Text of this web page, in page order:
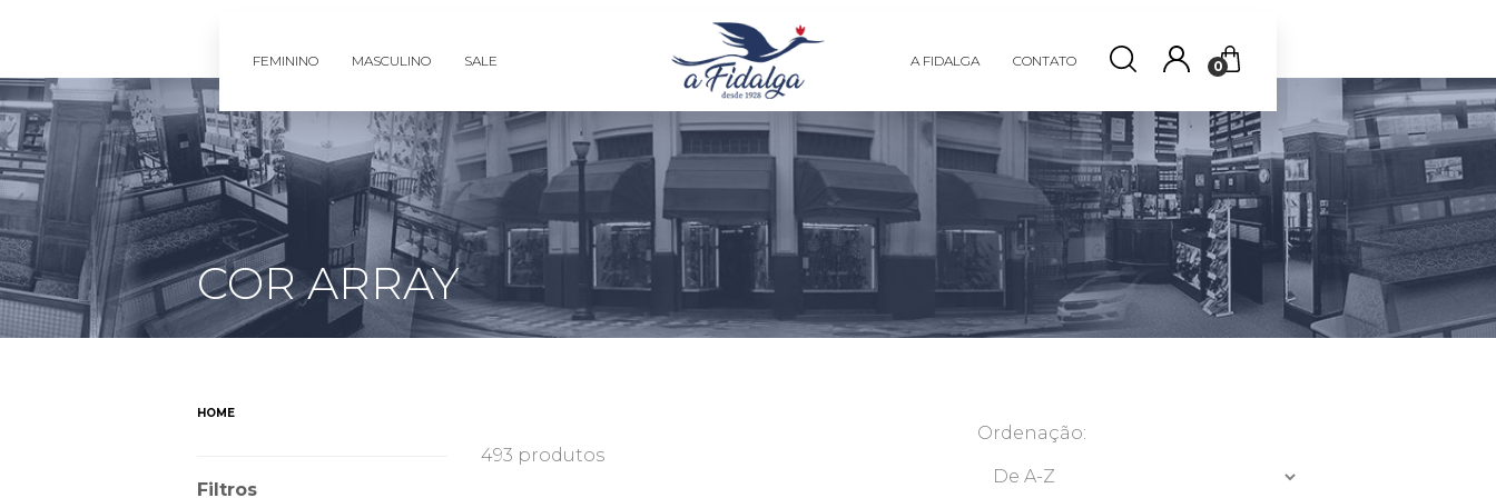
0
FEMININO MASCULINO SALE A FIDALGA CONTATO
COR ARRAY
HOME
493 produtos
Ordenação:
Filtros